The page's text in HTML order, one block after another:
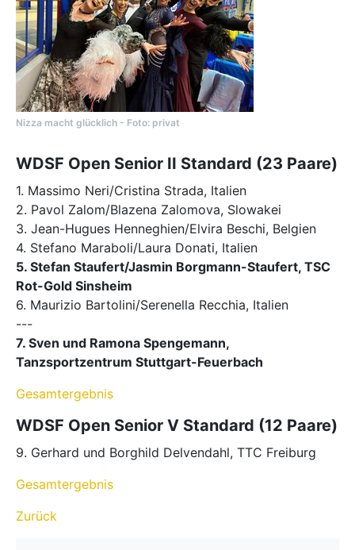
Nizza macht glücklich - Foto: privat
WDSF Open Senior II Standard (23 Paare)
1. Massimo Neri/Cristina Strada, Italien
2. Pavol Zalom/Blazena Zalomova, Slowakei
3. Jean-Hugues Henneghien/Elvira Beschi, Belgien
4. Stefano Maraboli/Laura Donati, Italien
5. Stefan Staufert/Jasmin Borgmann-Staufert, TSC
Rot-Gold Sinsheim
6. Maurizio Bartolini/Serenella Recchia, Italien
---
7. Sven und Ramona Spengemann,
Tanzsportzentrum Stuttgart-Feuerbach
Gesamtergebnis
WDSF Open Senior V Standard (12 Paare)
9. Gerhard und Borghild Delvendahl, TTC Freiburg
Gesamtergebnis
Zurück